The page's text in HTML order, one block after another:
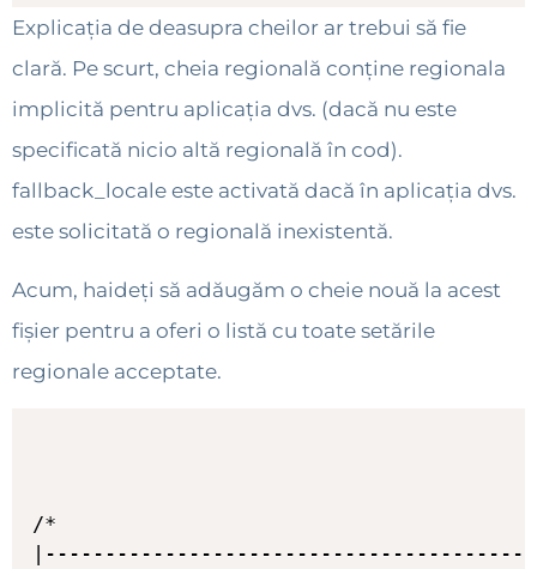
Explicația de deasupra cheilor ar trebui să fie
clară. Pe scurt, cheia regională conține regionala
implicită pentru aplicația dvs. (dacă nu este
specificată nicio altă regională în cod).
fallback_locale este activată dacă în aplicația dvs.
este solicitată o regională inexistentă.
Acum, haideți să adăugăm o cheie nouă la acest
fișier pentru a oferi o listă cu toate setările
regionale acceptate.
/*